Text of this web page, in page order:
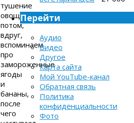
тушение
овощей,
потом,
вдруг,
вспоминаем
про
замороженные
ягоды
и
бананы,
после
чего
Перейти
Аудио
Видео
Другое
Карта сайта
Мой YouTube-канал
Обратная связь
Политика
конфиденциальности
Фото